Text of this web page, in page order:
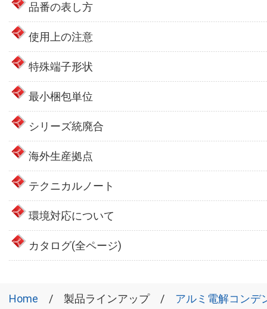
品番の表し方
使用上の注意
特殊端子形状
最小梱包単位
シリーズ統廃合
海外生産拠点
テクニカルノート
環境対応について
カタログ(全ページ)
Home 製品ラインアップ アルミ電解コンデ